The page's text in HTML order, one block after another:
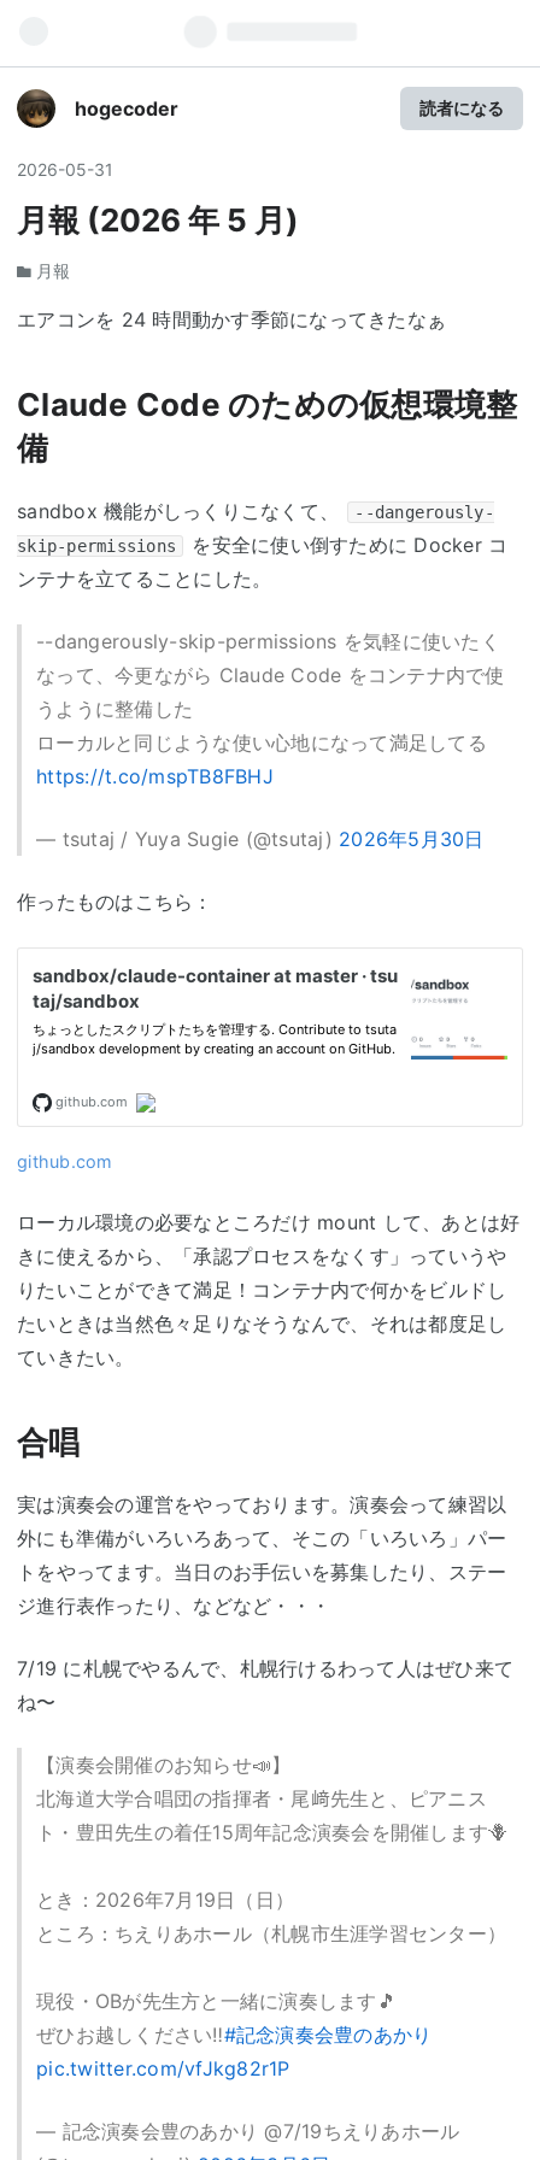
hogecoder 読者になる
2026-05-31
月報 (2026 年 5 月)
月報
エアコンを 24 時間動かす季節になってきたなぁ
Claude Code のための仮想環境整
備
sandbox 機能がしっくりこなくて、
--dangerously-
skip-permissions
を安全に使い倒すために Docker コ
ンテナを立てることにした。
--dangerously-skip-permissions を気軽に使いたく
なって、今更ながら Claude Code をコンテナ内で使
うように整備した
ローカルと同じような使い心地になって満足してる
https://t.co/mspTB8FBHJ
— tsutaj / Yuya Sugie (@tsutaj) 2026年5月30日
作ったものはこちら：
github.com
ローカル環境の必要なところだけ mount して、あとは好
きに使えるから、「承認プロセスをなくす」っていうや
りたいことができて満足！コンテナ内で何かをビルドし
たいときは当然色々足りなそうなんで、それは都度足し
ていきたい。
合唱
実は演奏会の運営をやっております。演奏会って練習以
外にも準備がいろいろあって、そこの「いろいろ」パー
トをやってます。当日のお手伝いを募集したり、ステー
ジ進行表作ったり、などなど・・・
7/19 に札幌でやるんで、札幌行けるわって人はぜひ来て
ね〜
【演奏会開催のお知らせ📣】
北海道大学合唱団の指揮者・尾﨑先生と、ピアニス
ト・豊田先生の着任15周年記念演奏会を開催します🪻
とき：2026年7月19日（日）
ところ：ちえりあホール（札幌市生涯学習センター）
現役・OBが先生方と一緒に演奏します🎵
ぜひお越しください‼️#記念演奏会豊のあかり
pic.twitter.com/vfJkg82r1P
— 記念演奏会豊のあかり @7/19ちえりあホール